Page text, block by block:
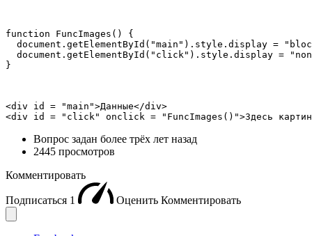
function FuncImages() {
document.getElementById("main").style.display =
document.getElementById("click").style.display =
}
<div id = "main">Данные</div>
<div id = "click" onclick = "FuncImages()">Здесь
Вопрос задан более трёх лет назад
2445 просмотров
Комментировать
Подписаться 1 Оценить Комментировать